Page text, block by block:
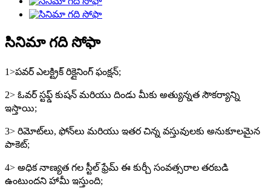
సినిమా గది సోఫా
1>పవర్ ఎలక్ట్రిక్ రిక్లైనింగ్ ఫంక్షన్;
2> ఓవర్ స్టఫ్డ్ కుషన్ మరియు దిండు మీకు అత్యున్నత సౌకర్యాన్ని
ఇస్తాయి;
3> రిమోట్‌లు, ఫోన్‌లు మరియు ఇతర చిన్న వస్తువులకు అనుకూలమైన
పాకెట్;
4> అధిక నాణ్యత గల స్టీల్ ఫ్రేమ్ ఈ కుర్చీ సంవత్సరాల తరబడి
ఉంటుందని హామీ ఇస్తుంది;